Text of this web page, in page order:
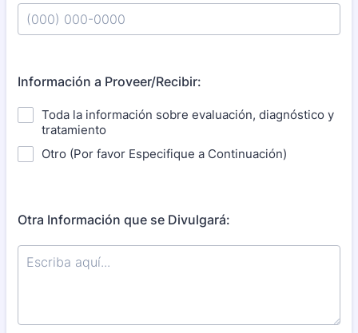
Información a Proveer/Recibir:
Toda la información sobre evaluación, diagnóstico y
tratamiento
Otro (Por favor Especifique a Continuación)
Otra Información que se Divulgará: